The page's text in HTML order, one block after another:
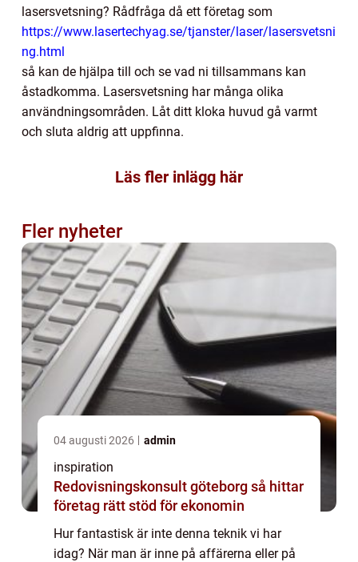
lasersvetsning? Rådfråga då ett företag som
https://www.lasertechyag.se/tjanster/laser/lasersvetsni
ng.html
så kan de hjälpa till och se vad ni tillsammans kan
åstadkomma. Lasersvetsning har många olika
användningsområden. Låt ditt kloka huvud gå varmt
och sluta aldrig att uppfinna.
Läs fler inlägg här
Fler nyheter
04 augusti 2026 admin
inspiration
Redovisningskonsult göteborg så hittar
företag rätt stöd för ekonomin
Hur fantastisk är inte denna teknik vi har
idag? När man är inne på affärerna eller på